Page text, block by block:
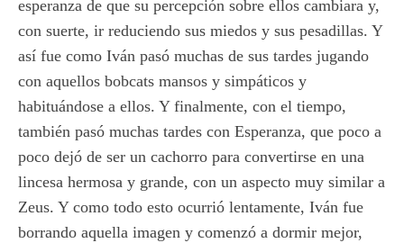
esperanza de que su percepción sobre ellos cambiara y,
con suerte, ir reduciendo sus miedos y sus pesadillas. Y
así fue como Iván pasó muchas de sus tardes jugando
con aquellos bobcats mansos y simpáticos y
habituándose a ellos. Y finalmente, con el tiempo,
también pasó muchas tardes con Esperanza, que poco a
poco dejó de ser un cachorro para convertirse en una
lincesa hermosa y grande, con un aspecto muy similar a
Zeus. Y como todo esto ocurrió lentamente, Iván fue
borrando aquella imagen y comenzó a dormir mejor,